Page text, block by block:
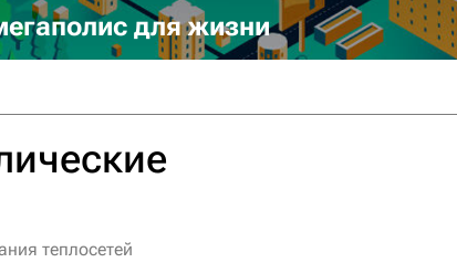
для жизни
теплосетей